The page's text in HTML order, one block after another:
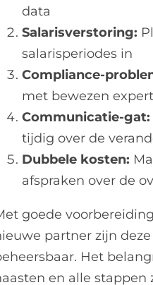
data
Salarisverstoring:
salarisperiodes in
Compliance-
met bewezen
Communicatie-gat:
tijdig over de
Dubbele kosten:
afspraken over de
goede
partner zijn deze
Het
en alle stappen